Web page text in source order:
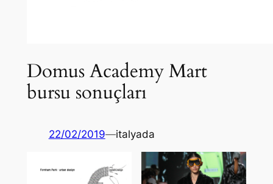
Domus Academy Mart
bursu sonuçları
22/02/2019—italyada